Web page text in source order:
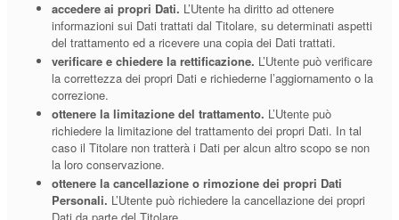
accedere ai propri Dati. L’Utente ha diritto ad ottenere
informazioni sui Dati trattati dal Titolare, su determinati aspetti
del trattamento ed a ricevere una copia dei Dati trattati.
verificare e chiedere la rettificazione. L’Utente può verificare
la correttezza dei propri Dati e richiederne l’aggiornamento o la
correzione.
ottenere la limitazione del trattamento. L’Utente può
richiedere la limitazione del trattamento dei propri Dati. In tal
caso il Titolare non tratterà i Dati per alcun altro scopo se non
la loro conservazione.
ottenere la cancellazione o rimozione dei propri Dati
Personali. L’Utente può richiedere la cancellazione dei propri